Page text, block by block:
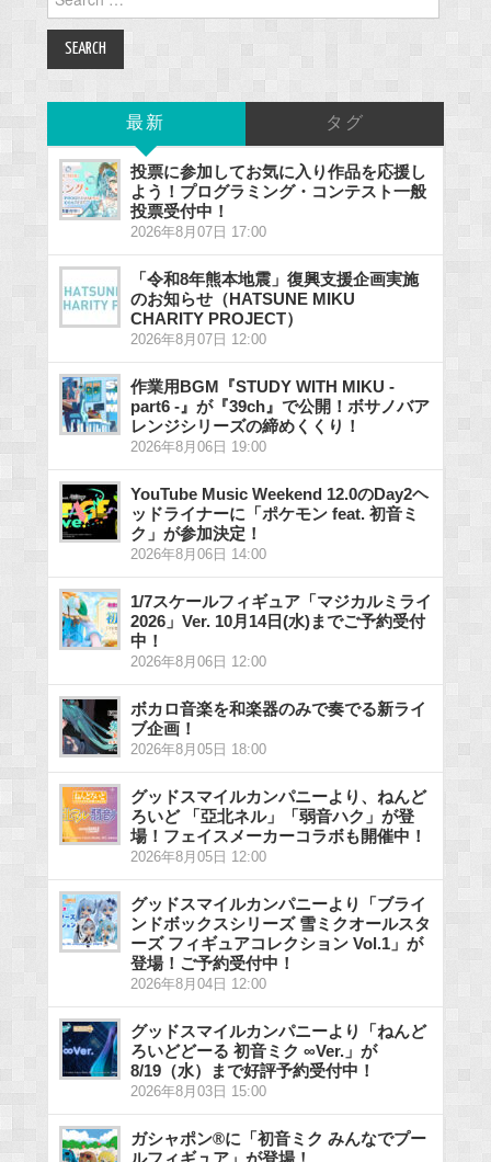
for:
最新 タグ
投票に参加してお気に入り作品を応援し
よう！プログラミング・コンテスト一般
投票受付中！
2026年8月07日 17:00
「令和8年熊本地震」復興支援企画実施
のお知らせ（HATSUNE MIKU
CHARITY PROJECT）
2026年8月07日 12:00
作業用BGM『STUDY WITH MIKU -
part6 -』が『39ch』で公開！ボサノバア
レンジシリーズの締めくくり！
2026年8月06日 19:00
YouTube Music Weekend 12.0のDay2ヘ
ッドライナーに「ポケモン feat. 初音ミ
ク」が参加決定！
2026年8月06日 14:00
1/7スケールフィギュア「マジカルミライ
2026」Ver. 10月14日(水)までご予約受付
中！
2026年8月06日 12:00
ボカロ音楽を和楽器のみで奏でる新ライ
ブ企画！
2026年8月05日 18:00
グッドスマイルカンパニーより、ねんど
ろいど 「亞北ネル」「弱音ハク」が登
場！フェイスメーカーコラボも開催中！
2026年8月05日 12:00
グッドスマイルカンパニーより「ブライ
ンドボックスシリーズ 雪ミクオールスタ
ーズ フィギュアコレクション Vol.1」が
登場！ご予約受付中！
2026年8月04日 12:00
グッドスマイルカンパニーより「ねんど
ろいどどーる 初音ミク ∞Ver.」が
8/19（水）まで好評予約受付中！
2026年8月03日 15:00
ガシャポン®に「初音ミク みんなでプー
ルフィギュア」が登場！